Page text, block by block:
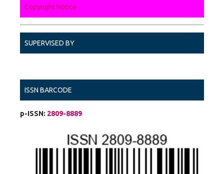
Copyright Notice
SUPERVISED BY
ISSN BARCODE
p-ISSN: 2809-8889